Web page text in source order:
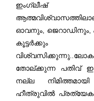
ഓവനും, ജെറാഡിനും,
കൂട്ടര്‍ക്കും
തോല്ക്കുന്ന പതിവ്
നല്ല
ഹീത്രുവില്‍